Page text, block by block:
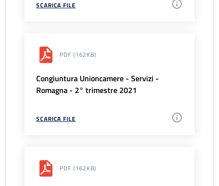
SCARICA FILE
PDF (162KB)
Congiuntura Unioncamere - Servizi -
Romagna - 2° trimestre 2021
SCARICA FILE
PDF (162KB)